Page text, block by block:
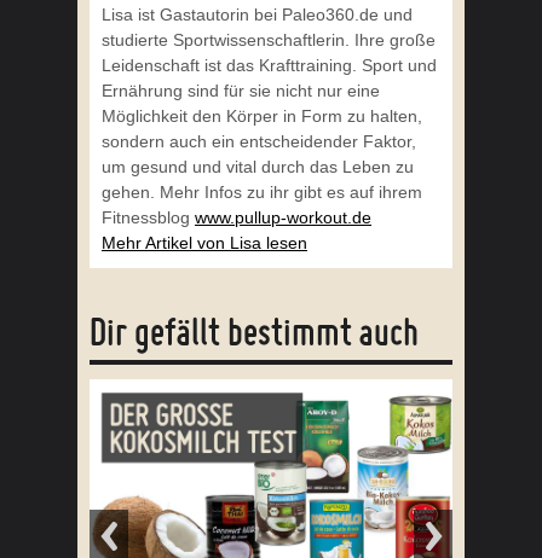
Lisa ist Gastautorin bei Paleo360.de und
studierte Sportwissenschaftlerin. Ihre große
Leidenschaft ist das Krafttraining. Sport und
Ernährung sind für sie nicht nur eine
Möglichkeit den Körper in Form zu halten,
sondern auch ein entscheidender Faktor,
um gesund und vital durch das Leben zu
gehen. Mehr Infos zu ihr gibt es auf ihrem
Fitnessblog www.pullup-workout.de
Mehr Artikel von Lisa lesen
Dir gefällt bestimmt auch